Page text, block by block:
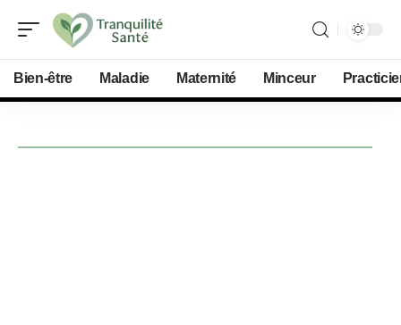
Bien-être Maladie Maternité Minceur